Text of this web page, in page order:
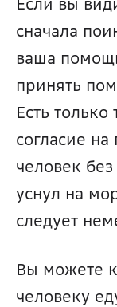
сначала
ваша
принять
Есть
согласие на
человек
уснул на
следует
Вы можете
человеку